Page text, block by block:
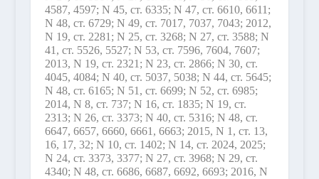
4587, 4597; N 45, ст. 6335; N 47, ст. 6610, 6611;
N 48, ст. 6729; N 49, ст. 7017, 7037, 7043; 2012,
N 19, ст. 2281; N 25, ст. 3268; N 27, ст. 3588; N
41, ст. 5526, 5527; N 53, ст. 7596, 7604, 7607;
2013, N 19, ст. 2321; N 23, ст. 2866; N 30, ст.
4045, 4084; N 40, ст. 5037, 5038; N 44, ст. 5645;
N 48, ст. 6165; N 51, ст. 6699; N 52, ст. 6985;
2014, N 8, ст. 737; N 16, ст. 1835; N 19, ст.
2313; N 26, ст. 3373; N 40, ст. 5316; N 48, ст.
6647, 6657, 6660, 6661, 6663; 2015, N 1, ст. 13,
16, 17, 32; N 10, ст. 1402; N 14, ст. 2024, 2025;
N 24, ст. 3373, 3377; N 27, ст. 3968; N 29, ст.
4340; N 48, ст. 6686, 6687, 6692, 6693; 2016, N